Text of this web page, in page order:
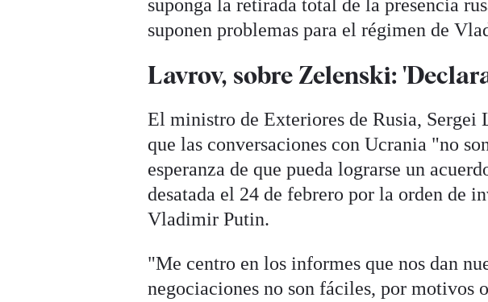
suponga la retirada total de la presencia
suponen problemas para el régimen de
Lavrov, sobre Zelenski:
El ministro de Exteriores de Rusia, Sergei
que las conversaciones con Ucrania "no
esperanza de que pueda lograrse un
desatada el 24 de febrero por la orden de
Vladimir Putin.
"Me centro en los informes que nos dan
negociaciones no son fáciles, por motivos